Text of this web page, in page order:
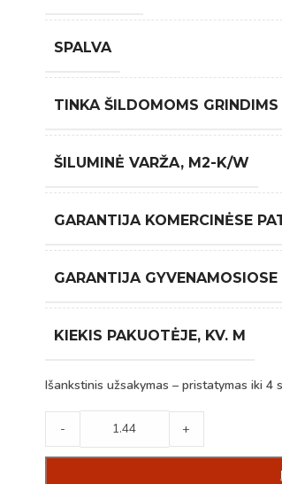
SPALVA
TINKA ŠILDOMOMS GRINDIMS
ŠILUMINĖ VARŽA, M2-K/W
GARANTIJA KOMERCINĖSE
GARANTIJA GYVENAMOSIOSE
KIEKIS PAKUOTĖJE, KV. M
Išankstinis užsakymas – pristatymas iki 4
- +